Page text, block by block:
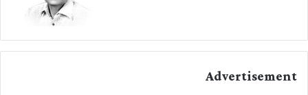
Advertisement